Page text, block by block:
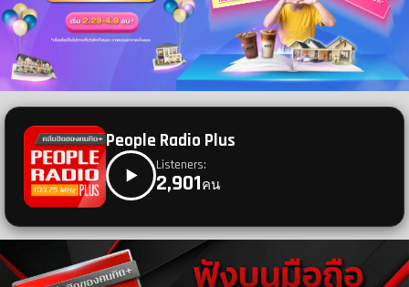
People Radio Plus
Listeners:
2,901คน